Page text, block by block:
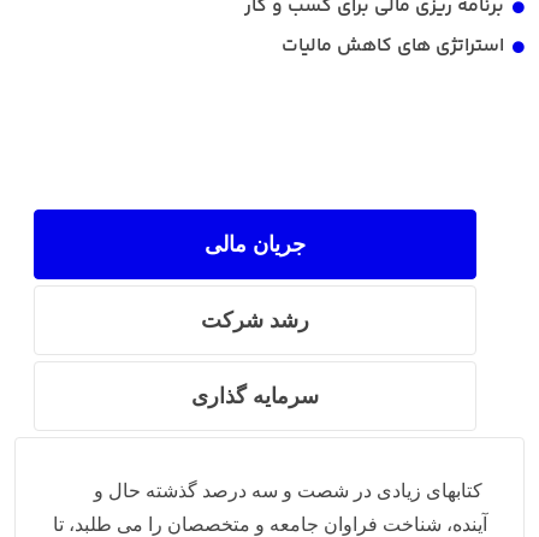
برنامه ریزی مالی برای کسب و کار
استراتژی های کاهش مالیات
جریان مالی
رشد شرکت
سرمایه گذاری
کتابهای زیادی در شصت و سه درصد گذشته حال و
آینده، شناخت فراوان جامعه و متخصصان را می طلبد، تا